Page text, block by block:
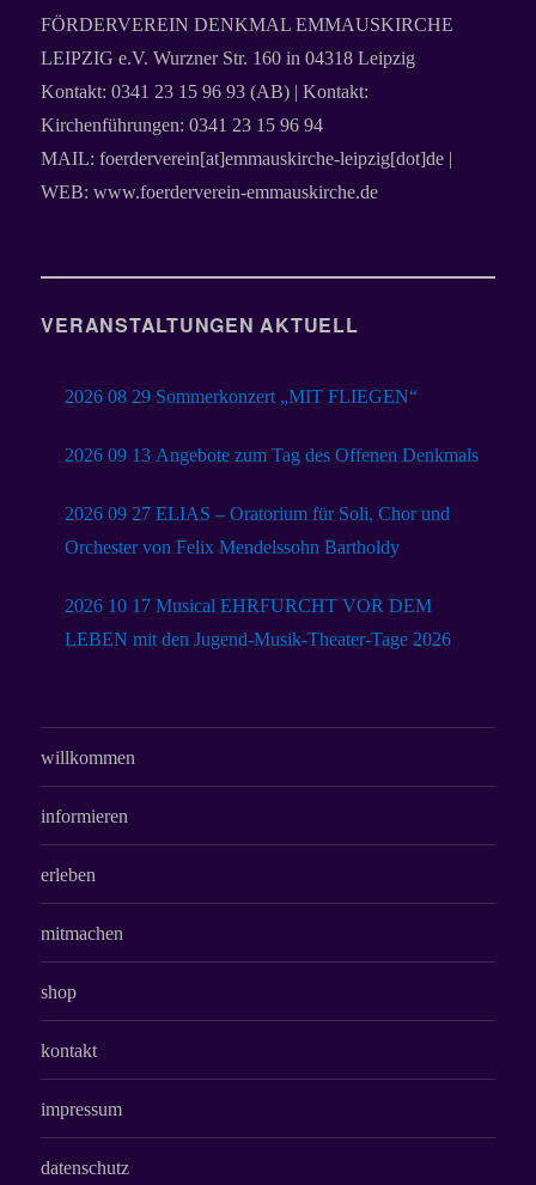
FÖRDERVEREIN DENKMAL EMMAUSKIRCHE
LEIPZIG e.V. Wurzner Str. 160 in 04318 Leipzig
Kontakt: 0341 23 15 96 93 (AB) | Kontakt:
Kirchenführungen: 0341 23 15 96 94
MAIL: foerderverein[at]emmauskirche-leipzig[dot]de |
WEB: www.foerderverein-emmauskirche.de
VERANSTALTUNGEN AKTUELL
2026 08 29 Sommerkonzert „MIT FLIEGEN“
2026 09 13 Angebote zum Tag des Offenen Denkmals
2026 09 27 ELIAS – Oratorium für Soli, Chor und
Orchester von Felix Mendelssohn Bartholdy
2026 10 17 Musical EHRFURCHT VOR DEM
LEBEN mit den Jugend-Musik-Theater-Tage 2026
willkommen
informieren
erleben
mitmachen
shop
kontakt
impressum
datenschutz